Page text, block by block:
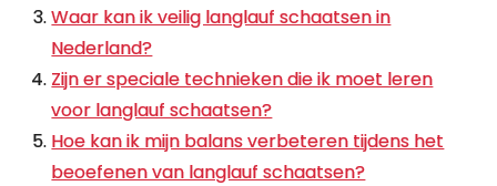
Waar kan ik veilig langlauf schaatsen in
Nederland?
Zijn er speciale technieken die ik moet leren
voor langlauf schaatsen?
Hoe kan ik mijn balans verbeteren tijdens het
beoefenen van langlauf schaatsen?